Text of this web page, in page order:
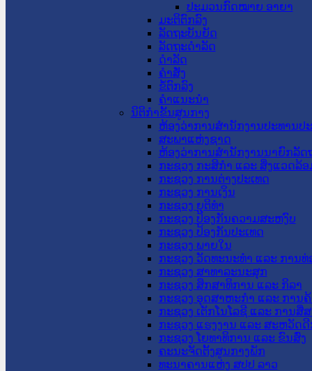
ປະມວນກົດໝາຍ ອາຍາ
ມະຕິຕົກລົງ
ລັດຖະບັນຍັດ
ລັດຖະດໍາລັດ
ດໍາລັດ
ຄໍາສັ່ງ
ຂໍ້ຕົກລົງ
ຄໍາແນະນໍາ
ນິຕິກໍາຂັ້ນສູນກາງ
ຫ້ອງວ່າການສໍານັກງານປະທານປ
ສະພາແຫ່ງຊາດ
ຫ້ອງວ່າການສຳນັກງານນາຍົກລັດ
ກະຊວງ ກະສິກຳ ແລະ ສິ່ງແວດລ້ອ
ກະຊວງ ການຕ່າງປະເທດ
ກະຊວງ ການເງິນ
ກະຊວງ ຍຸຕິທໍາ
ກະຊວງ ປ້ອງກັນຄວາມສະຫງົບ
ກະຊວງ ປ້ອງກັນປະເທດ
ກະຊວງ ພາຍໃນ
ກະຊວງ ວັດທະນະທຳ ແລະ ການທ່
ກະຊວງ ສາທາລະນະສຸກ
ກະຊວງ ສຶກສາທິການ ແລະ ກິລາ
ກະຊວງ ອຸດສາຫະກຳ ແລະ ການຄ້
ກະຊວງ ເຕັກໂນໂລຊີ ແລະ ການສື່
ກະຊວງ ແຮງງານ ແລະ ສະຫວັດ
ກະຊວງ ໂຍທາທິການ ແລະ ຂົນສົ່ງ
ຄະນະຈັດຕັ້ງສູນກາງພັກ
ທະນາຄານແຫ່ງ ສປປ ລາວ